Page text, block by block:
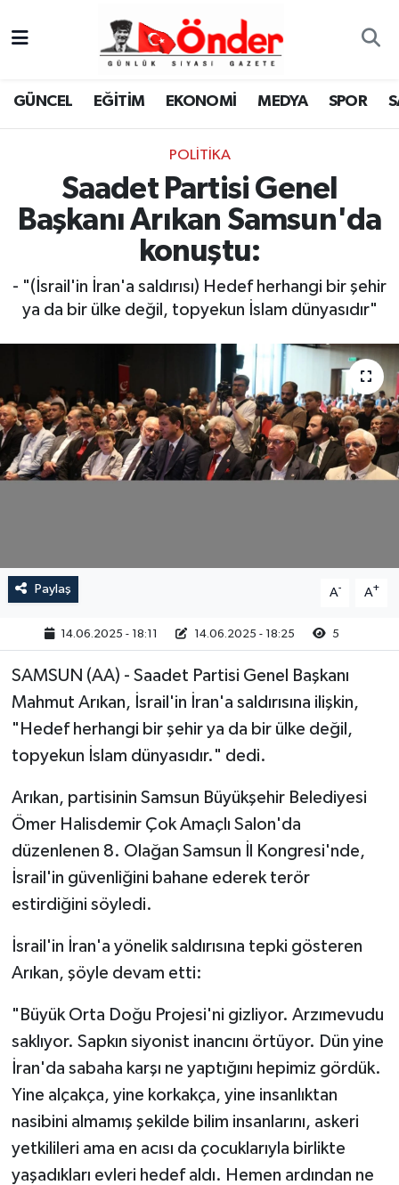
GÜNCEL EĞİTİM EKONOMİ MEDYA SPOR
POLITIKA
Saadet Partisi Genel
Başkanı Arıkan Samsun'da
konuştu:
- "(İsrail'in İran'a saldırısı) Hedef herhangi bir şehir
ya da bir ülke değil, topyekun İslam dünyasıdır"
Paylaş A- A+
14.06.2025 - 18:11 14.06.2025 - 18:25 5
SAMSUN (AA) - Saadet Partisi Genel Başkanı
Mahmut Arıkan, İsrail'in İran'a saldırısına ilişkin,
"Hedef herhangi bir şehir ya da bir ülke değil,
topyekun İslam dünyasıdır." dedi.
Arıkan, partisinin Samsun Büyükşehir Belediyesi
Ömer Halisdemir Çok Amaçlı Salon'da
düzenlenen 8. Olağan Samsun İl Kongresi'nde,
İsrail'in güvenliğini bahane ederek terör
estirdiğini söyledi.
İsrail'in İran'a yönelik saldırısına tepki gösteren
Arıkan, şöyle devam etti:
"Büyük Orta Doğu Projesi'ni gizliyor. Arzımevudu
saklıyor. Sapkın siyonist inancını örtüyor. Dün yine
İran'da sabaha karşı ne yaptığını hepimiz gördük.
Yine alçakça, yine korkakça, yine insanlıktan
nasibini almamış şekilde bilim insanlarını, askeri
yetkilileri ama en acısı da çocuklarıyla birlikte
yaşadıkları evleri hedef aldı. Hemen ardından ne
GÜNCEL
MEDYA
SAĞLIK
YAŞAM
RESMİ İLAN
Zonguldak Nöbetçi Eczaneler
Zonguldak Namaz Vakitleri
Zonguldak Trafik Yoğunluk Haritası
TFF 3.Lig 4.Grup Puan Durumu ve Fikstür
Tüm Manşetler
Haber Arşivi